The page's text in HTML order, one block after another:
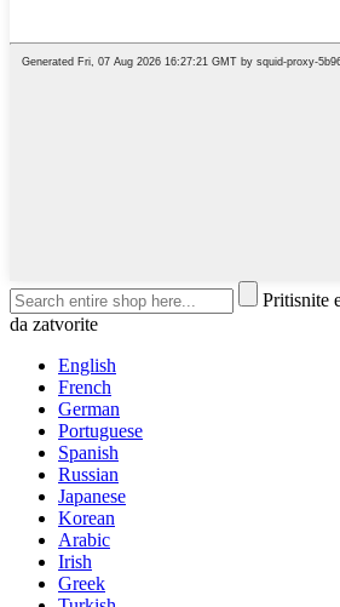
Pritisnite
da zatvorite
English
French
German
Portuguese
Spanish
Russian
Japanese
Korean
Arabic
Irish
Greek